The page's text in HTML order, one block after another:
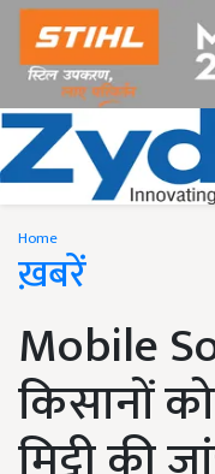
Home
ख़बरें
Mobile
किसानों